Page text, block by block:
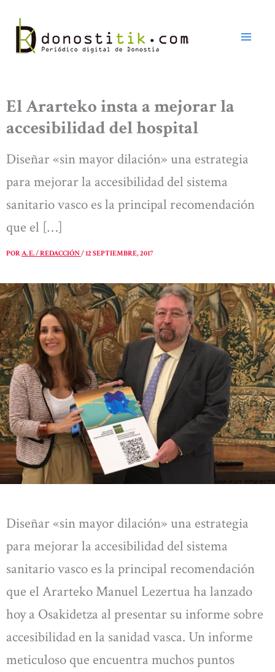
contenido
El Ararteko insta a mejorar la
accesibilidad del hospital
Diseñar «sin mayor dilación» una estrategia
para mejorar la accesibilidad del sistema
sanitario vasco es la principal recomendación
que el […]
PORA. E. / REDACCIÓN/12 SEPTIEMBRE, 2017
Diseñar «sin mayor dilación» una estrategia
para mejorar la accesibilidad del sistema
sanitario vasco es la principal recomendación
que el Ararteko Manuel Lezertua ha lanzado
hoy a Osakidetza al presentar su informe sobre
accesibilidad en la sanidad vasca. Un informe
meticuloso que encuentra muchos puntos